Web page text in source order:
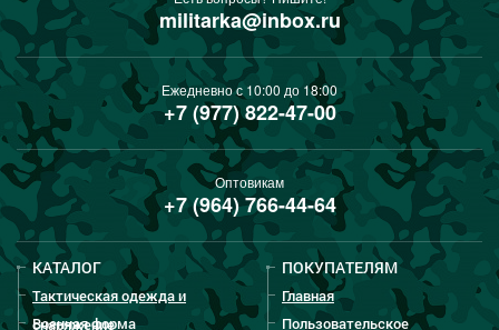
militarka@inbox.ru
Ежедневно с 10:00 до 18:00
+7 (977) 822-47-00
Оптовикам
+7 (964) 766-44-64
КАТАЛОГ
Тактическая одежда и
снаряжение
Военная форма
ПОКУПАТЕЛЯМ
Главная
Пользовательское